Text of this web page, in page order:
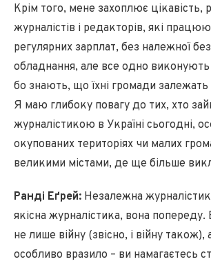
Крім того, мене захоплює цікавість,
журналістів і редакторів, які
регулярних зарплат, без належної
обладнання, але все одно
бо знають, що їхні громади залежать
Я маю глибоку повагу до тих, хто
журналістикою в Україні сьогодні,
окупованих територіях чи малих
великими містами, де ще більше
Ранді Еґрей: Незалежна
якісна журналістика, вона
не лише війну (звісно, і війну
особливо вразило – ви намагаєтесь